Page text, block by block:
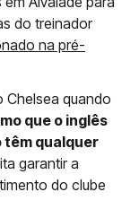
do treinador
na pré-
Chelsea quando
que o inglês
têm qualquer
garantir a
do clube